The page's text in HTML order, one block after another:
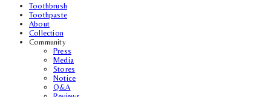
Toothbrush
Toothpaste
About
Collection
Community
Press
Media
Stores
Notice
Q&A